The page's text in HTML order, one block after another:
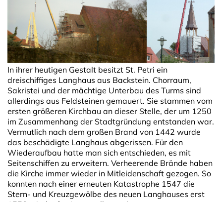
In ihrer heutigen Gestalt besitzt St. Petri ein
dreischiffiges Langhaus aus Backstein. Chorraum,
Sakristei und der mächtige Unterbau des Turms sind
allerdings aus Feldsteinen gemauert. Sie stammen vom
ersten größeren Kirchbau an dieser Stelle, der um 1250
im Zusammenhang der Stadtgründung entstanden war.
Vermutlich nach dem großen Brand von 1442 wurde
das beschädigte Langhaus abgerissen. Für den
Wiederaufbau hatte man sich entschieden, es mit
Seitenschiffen zu erweitern. Verheerende Brände haben
die Kirche immer wieder in Mit­leiden­schaft gezogen. So
konnten nach einer erneuten Katastrophe 1547 die
Stern- und Kreuzgewölbe des neuen Langhauses erst